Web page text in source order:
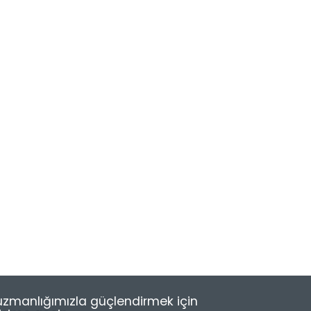
güçlendirmek için